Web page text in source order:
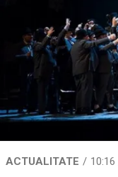
ACTUALITATE